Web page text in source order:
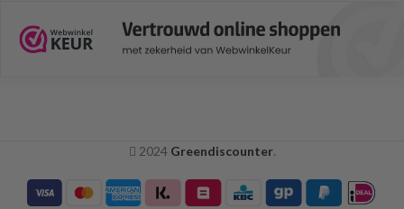
2024 Greendiscounter.